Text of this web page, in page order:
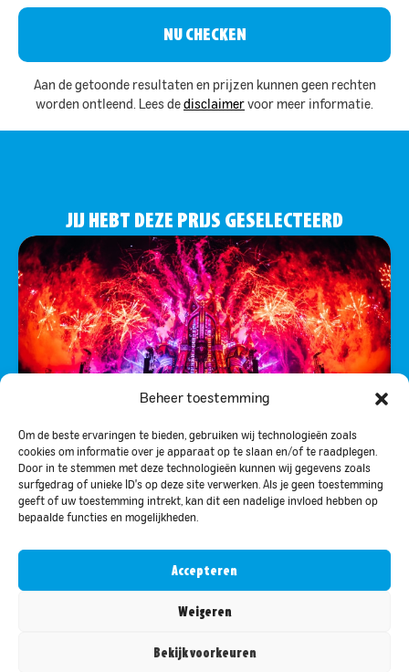
Beheer toestemming
Om de beste ervaringen te bieden, gebruiken wij technologieën zoals
cookies om informatie over je apparaat op te slaan en/of te raadplegen.
Door in te stemmen met deze technologieën kunnen wij gegevens zoals
surfgedrag of unieke ID's op deze site verwerken. Als je geen toestemming
geeft of uw toestemming intrekt, kan dit een nadelige invloed hebben op
bepaalde functies en mogelijkheden.
Accepteren
Weigeren
Bekijk voorkeuren
JIJ HEBT DEZE PRIJS GESELECTEERD
5X DEFQON.1 TICKETS ZATERDAG (VOOR 2
sanctuary for hardstyle enthusiasts.
Aan de getoonde resultaten en prijzen kunnen geen rechten
worden ontleend. Lees de disclaimer voor meer informatie.